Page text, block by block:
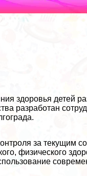
здоровья детей
разработан
за текущим
физического